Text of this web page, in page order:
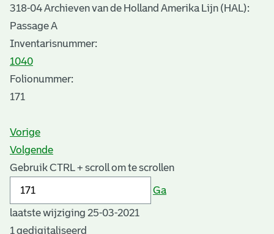
318-04 Archieven van de Holland Amerika Lijn (HAL):
Passage A
Inventarisnummer:
1040
Folionummer:
171
Vorige
Volgende
Gebruik CTRL + scroll om te scrollen
Ga
laatste wijziging 25-03-2021
1 gedigitaliseerd